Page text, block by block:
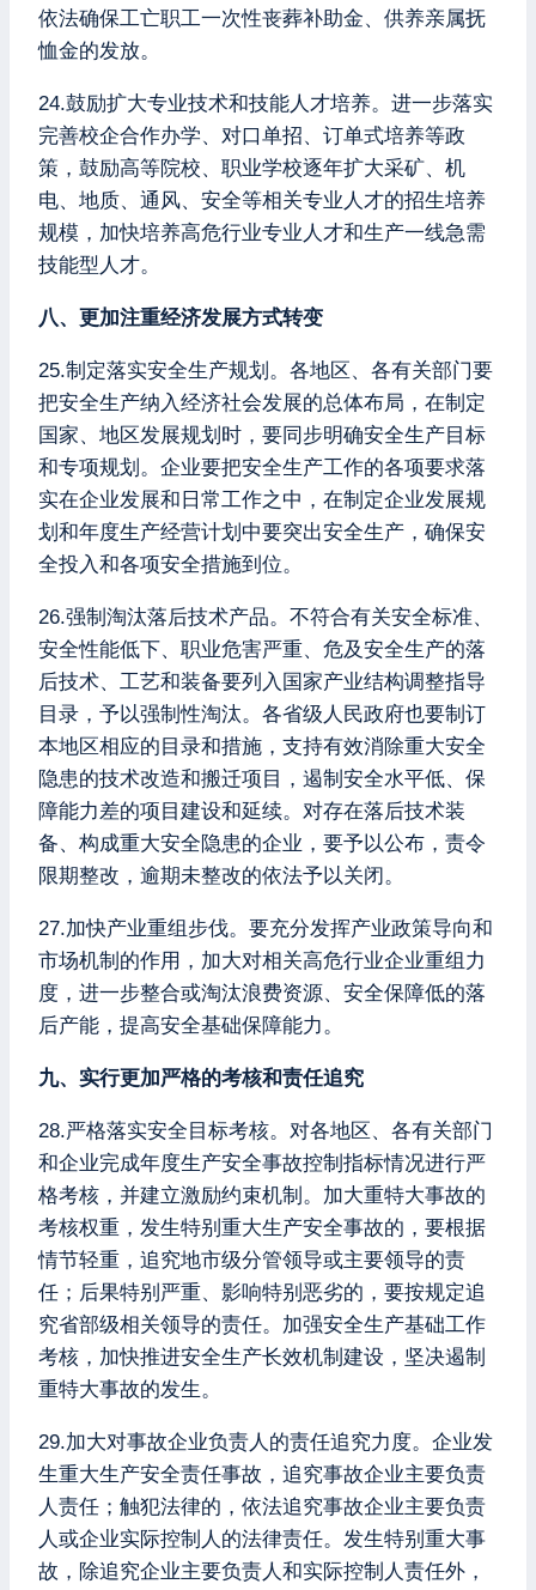
依法确保工亡职工一次性丧葬补助金、供养亲属抚
恤金的发放。
24.鼓励扩大专业技术和技能人才培养。进一步落实
完善校企合作办学、对口单招、订单式培养等政
策，鼓励高等院校、职业学校逐年扩大采矿、机
电、地质、通风、安全等相关专业人才的招生培养
规模，加快培养高危行业专业人才和生产一线急需
技能型人才。
八、更加注重经济发展方式转变
25.制定落实安全生产规划。各地区、各有关部门要
把安全生产纳入经济社会发展的总体布局，在制定
国家、地区发展规划时，要同步明确安全生产目标
和专项规划。企业要把安全生产工作的各项要求落
实在企业发展和日常工作之中，在制定企业发展规
划和年度生产经营计划中要突出安全生产，确保安
全投入和各项安全措施到位。
26.强制淘汰落后技术产品。不符合有关安全标准、
安全性能低下、职业危害严重、危及安全生产的落
后技术、工艺和装备要列入国家产业结构调整指导
目录，予以强制性淘汰。各省级人民政府也要制订
本地区相应的目录和措施，支持有效消除重大安全
隐患的技术改造和搬迁项目，遏制安全水平低、保
障能力差的项目建设和延续。对存在落后技术装
备、构成重大安全隐患的企业，要予以公布，责令
限期整改，逾期未整改的依法予以关闭。
27.加快产业重组步伐。要充分发挥产业政策导向和
市场机制的作用，加大对相关高危行业企业重组力
度，进一步整合或淘汰浪费资源、安全保障低的落
后产能，提高安全基础保障能力。
九、实行更加严格的考核和责任追究
28.严格落实安全目标考核。对各地区、各有关部门
和企业完成年度生产安全事故控制指标情况进行严
格考核，并建立激励约束机制。加大重特大事故的
考核权重，发生特别重大生产安全事故的，要根据
情节轻重，追究地市级分管领导或主要领导的责
任；后果特别严重、影响特别恶劣的，要按规定追
究省部级相关领导的责任。加强安全生产基础工作
考核，加快推进安全生产长效机制建设，坚决遏制
重特大事故的发生。
29.加大对事故企业负责人的责任追究力度。企业发
生重大生产安全责任事故，追究事故企业主要负责
人责任；触犯法律的，依法追究事故企业主要负责
人或企业实际控制人的法律责任。发生特别重大事
故，除追究企业主要负责人和实际控制人责任外，